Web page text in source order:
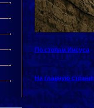
По стопам Иисуса
На главную